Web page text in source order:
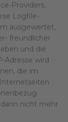
Providers,
Logfile-
ausgewertet,
freundlicher
und die
Adresse wird
die im
nicht mehr